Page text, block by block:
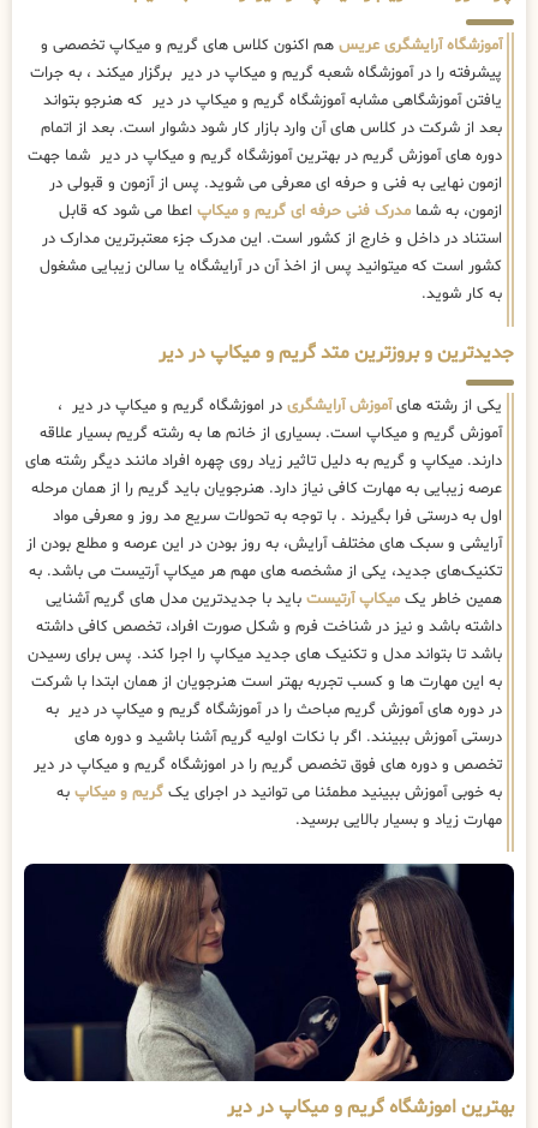
آموزشگاه آرایشگری عریس هم اکنون کلاس های گریم و میکاپ تخصصی و
پیشرفته را در آموزشگاه شعبه گریم و میکاپ در دیر برگزار میکند ، به جرات
یافتن آموزشگاهی مشابه آموزشگاه گریم و میکاپ در دیر که هنرجو بتواند
بعد از شرکت در کلاس های آن وارد بازار کار شود دشوار است. بعد از اتمام
دوره های آموزش گریم در بهترین آموزشگاه گریم و میکاپ در دیر شما جهت
ازمون نهایی به فنی و حرفه ای معرفی می شوید. پس از آزمون و قبولی در
ازمون، به شما مدرک فنی حرفه ای گریم و میکاپ اعطا می شود که قابل
استناد در داخل و خارج از کشور است. این مدرک جزء معتبرترین مدارک در
کشور است که میتوانید پس از اخذ آن در آرایشگاه یا سالن زیبایی مشغول
به کار شوید.
جدیدترین و بروزترین متد گریم و میکاپ در دیر
یکی از رشته هایآموزش آرایشگری در اموزشگاه گریم و میکاپ در دیر ،
آموزش گریم و میکاپ است. بسیاری از خانم ها به رشته گریم بسیار علاقه
دارند. میکاپ و گریم به دلیل تاثیر زیاد روی چهره افراد مانند دیگر رشته های
عرصه زیبایی به مهارت کافی نیاز دارد. هنرجویان باید گریم را از همان مرحله
اول به درستی فرا بگیرند . با توجه به تحولات سریع مد روز و معرفی مواد
آرایشی و سبک های مختلف آرایش، به روز بودن در این عرصه و مطلع بودن از
تکنیک‌های جدید، یکی از مشخصه های مهم هر میکاپ آرتیست می باشد. به
همین خاطر یک میکاپ آرتیست باید با جدیدترین مدل های گریم آشنایی
داشته باشد و نیز در شناخت فرم و شکل صورت افراد، تخصص کافی داشته
باشد تا بتواند مدل و تکنیک های جدید میکاپ را اجرا کند. پس برای رسیدن
به این مهارت ها و کسب تجربه بهتر است هنرجویان از همان ابتدا با شرکت
در دوره های آموزش گریم مباحث را در آموزشگاه گریم و میکاپ در دیر به
درستی آموزش ببینند. اگر با نکات اولیه گریم آشنا باشید و دوره های
تخصص و دوره های فوق تخصص گریم را در اموزشگاه گریم و میکاپ در دیر
به خوبی آموزش ببینید مطمئنا می توانید در اجرای یک گریم و میکاپ به
مهارت زیاد و بسیار بالایی برسید.
بهترین اموزشگاه گریم و میکاپ در دیر